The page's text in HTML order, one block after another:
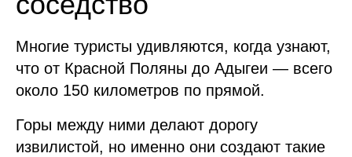
Многие туристы удивляются, когда узнают,
что от Красной Поляны до Адыгеи — всего
около 150 километров по прямой.
Горы между ними делают дорогу
извилистой, но именно они создают такие